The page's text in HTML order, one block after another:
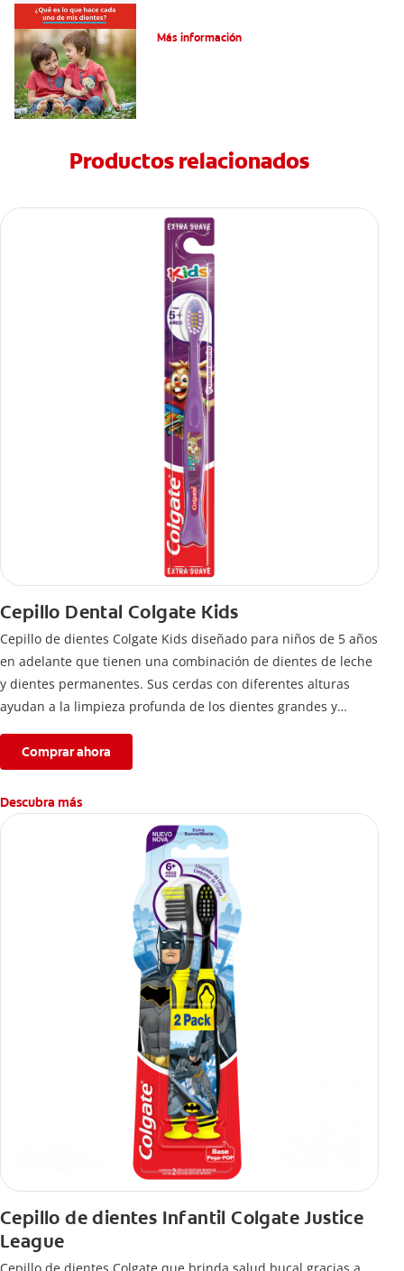
Más información
Productos relacionados
Cepillo Dental Colgate Kids
Cepillo de dientes Colgate Kids diseñado para niños de 5 años
en adelante que tienen una combinación de dientes de leche
y dientes permanentes. Sus cerdas con diferentes alturas
ayudan a la limpieza profunda de los dientes grandes y
Comprar ahora
Descubra más
Cepillo de dientes Infantil Colgate Justice
League